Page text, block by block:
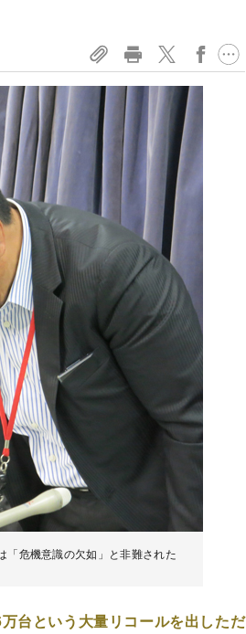
「危機意識の欠如」と非難された
台という大量リコールを出しただ